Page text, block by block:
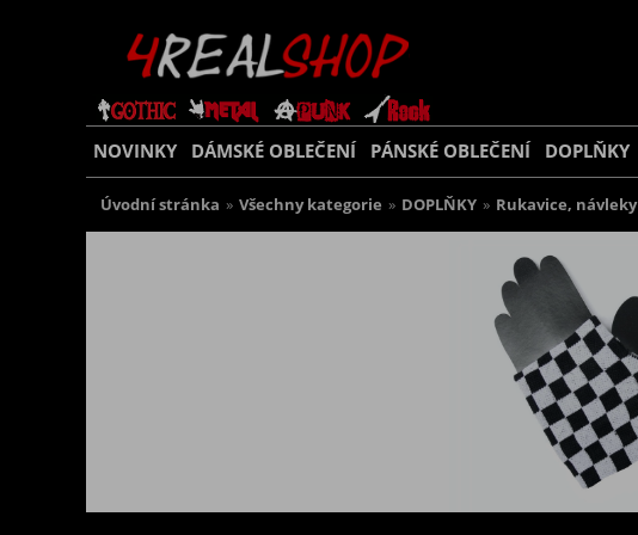
NOVINKY DÁMSKÉ OBLEČENÍ PÁNSKÉ OBLEČENÍ DOPLŇKY
Úvodní stránka » Všechny kategorie » DOPLŇKY » Rukavice, návleky